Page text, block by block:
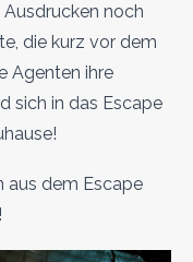
noch
die kurz vor dem
Agenten ihre
sich in das Escape
aus dem Escape